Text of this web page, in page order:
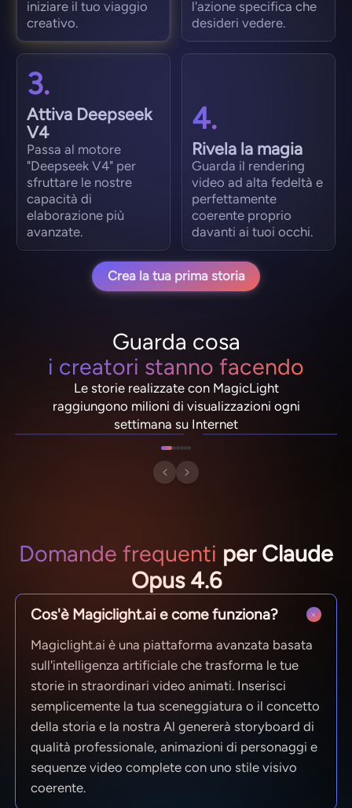
iniziare il tuo viaggio
creativo.
l'azione specifica che
desideri vedere.
3.
Attiva Deepseek
V4
Passa al motore
"Deepseek V4" per
sfruttare le nostre
capacità di
elaborazione più
avanzate.
4.
Rivela la magia
Guarda il rendering
video ad alta fedeltà e
perfettamente
coerente proprio
davanti ai tuoi occhi.
Crea la tua prima storia
Guarda cosa
i creatori stanno facendo
Le storie realizzate con MagicLight
raggiungono milioni di visualizzazioni ogni
settimana su Internet
NebulaDrifter
Lio "Scintilla" Vance
Pixel Ronin
Momo il fungo
Domande frequenti per Claude
Opus 4.6
Cos'è Magiclight.ai e come funziona?
Magiclight.ai è una piattaforma avanzata basata
sull'intelligenza artificiale che trasforma le tue
storie in straordinari video animati. Inserisci
semplicemente la tua sceneggiatura o il concetto
della storia e la nostra Al genererà storyboard di
qualità professionale, animazioni di personaggi e
sequenze video complete con uno stile visivo
coerente.